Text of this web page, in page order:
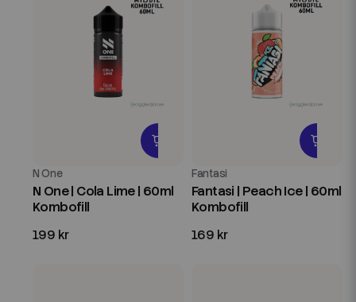
N One
N One | Cola Lime | 60ml
Kombofill
199 kr
Fantasi
Fantasi | Peach Ice | 60ml
Kombofill
169 kr